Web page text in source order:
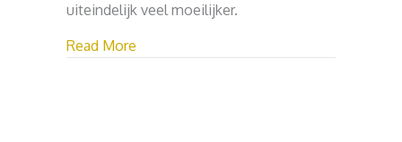
uiteindelijk veel moeilijker.
Read More